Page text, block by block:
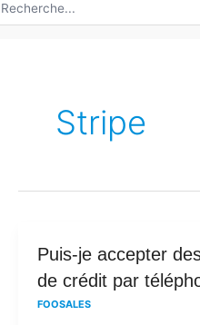
Stripe
Puis-je accepter
de crédit par
FOOSALES
Puis-
je